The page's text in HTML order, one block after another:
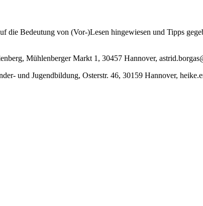
die Bedeutung von (Vor-)Lesen hingewiesen und Tipps
Mühlenberger Markt 1, 30457 Hannover,
und Jugendbildung, Osterstr. 46, 30159 Hannover,